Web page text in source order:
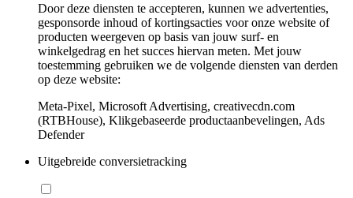
Door deze diensten te accepteren, kunnen we advertenties,
gesponsorde inhoud of kortingsacties voor onze website of
producten weergeven op basis van jouw surf- en
winkelgedrag en het succes hiervan meten. Met jouw
toestemming gebruiken we de volgende diensten van derden
op deze website:
Meta-Pixel, Microsoft Advertising, creativecdn.com
(RTBHouse), Klikgebaseerde productaanbevelingen, Ads
Defender
Uitgebreide conversietracking